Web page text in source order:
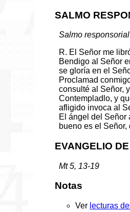
SALMO
Salmo
R. El Señor me
Bendigo al Señor
se gloría en el
Proclamad
consulté al Señor,
Contempladlo, y
afligido invoca al
El ángel del Señor
bueno es el
EVANGELIO
Mt 5, 13-19
Notas
Ver lecturas